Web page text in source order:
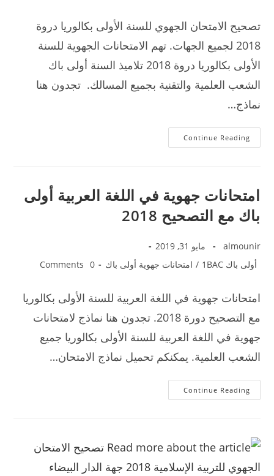
تصحيح الامتحان الجهوي للسنة الأولى بكالوريا دروة
2018 لجميع الجهات. تهم الامتحانات الجهوية للسنة
الأولى بكالوريا دروة 2018 تلاميذ السنة أولى باك
الشعب العلمية والتقنية بجميع المسالك. تجدون هنا
نماذج…
Continue Readingتصحيح
الامتحان
امتحانات جهوية في اللغة العربية أولى
باك مع التصحيح 2018
almounir
مايو 31, 2019
أولى باك 1BAC
/ امتحانات جهوية أولى باك 0 Comments
امتحانات جهوية في اللغة العربية للسنة الأولى بكالوريا
مع التصحيح دورة 2018. تجدون هنا نماذج لامتحانات
جهوية في اللغة العربية للسنة الأولى بكالوريا جميع
الشعب العلمية. يمكنكم تحميل نماذج الامتحان…
Continue Readingامتحانات
جهوية
باك
مع
2018